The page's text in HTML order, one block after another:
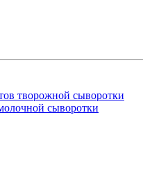
творожной сыворотки
сыворотки